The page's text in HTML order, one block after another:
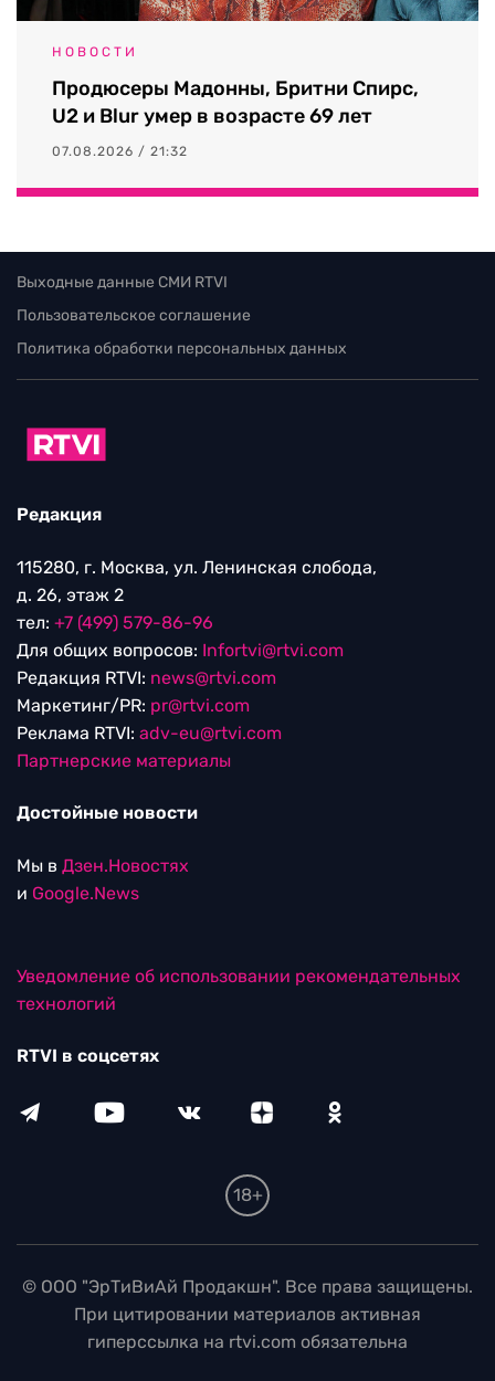
НОВОСТИ
Продюсеры Мадонны, Бритни Спирс,
U2 и Blur умер в возрасте 69 лет
07.08.2026 / 21:32
Выходные данные СМИ RTVI
Пользовательское соглашение
Политика обработки персональных данных
Редакция
115280, г. Москва, ул. Ленинская слобода,
д. 26, этаж 2
тел: +7 (499) 579-86-96
Для общих вопросов: Infortvi@rtvi.com
Редакция RTVI: news@rtvi.com
Маркетинг/PR: pr@rtvi.com
Реклама RTVI: adv-eu@rtvi.com
Партнерские материалы
Достойные новости
Мы в Дзен.Новостях
и Google.News
Уведомление об использовании рекомендательных
технологий
RTVI в соцсетях
18+
© ООО "ЭрТиВиАй Продакшн". Все права защищены.
При цитировании материалов активная
гиперссылка на rtvi.com обязательна